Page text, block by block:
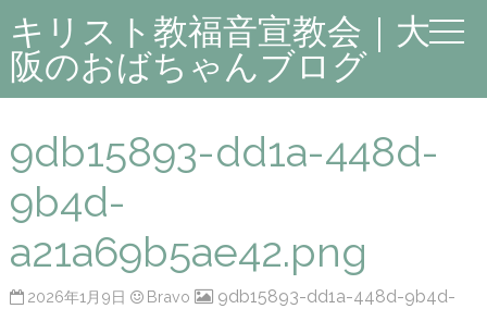
キリスト教福音宣教会｜大
阪のおばちゃんブログ
9db15893-dd1a-448d-
9b4d-
a21a69b5ae42.png
2026年1月9日 Bravo
9db15893-dd1a-448d-9b4d-